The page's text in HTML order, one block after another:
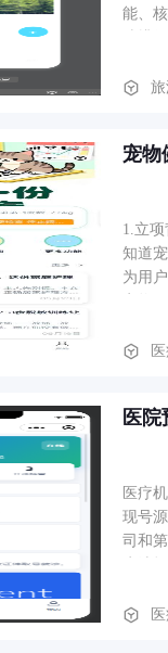
能、
应付金
宠物
1.立
知道
为用
医
医疗
现号
司和
托管